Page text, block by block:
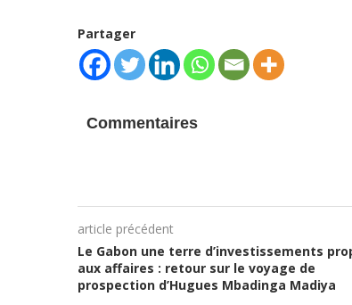
Partager
Commentaires
article précédent
Le Gabon une terre d’investissements
aux affaires : retour sur le voyage de
prospection d’Hugues Mbadinga Madiya